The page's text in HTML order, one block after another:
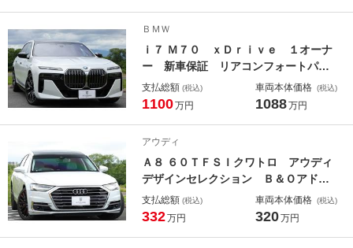
チレーター Ｈ＆Ｒサス
ＢＭＷ
ｉ７ Ｍ７０ ｘＤｒｉｖｅ １オーナ
ー 新車保証 リアコンフォートパッ
ケージ ３１．３インチＢＭＷシアタ
ースクリーン スカイラウンジパノラ
Ｗ カーブドディスプレイ
支払総額 (税込)
1100万円
車両本体価格 (税込)
1088万円
アウディ
Ａ８ ６０ＴＦＳＩクワトロ アウディ
デザインセレクション Ｂ＆Ｏアドバ
ンストオーディオ コンフォートパッ
ケージ マトリクスＬＥＤ マッサー
支払総額 (税込)
332万円
車両本体価格 (税込)
320万円